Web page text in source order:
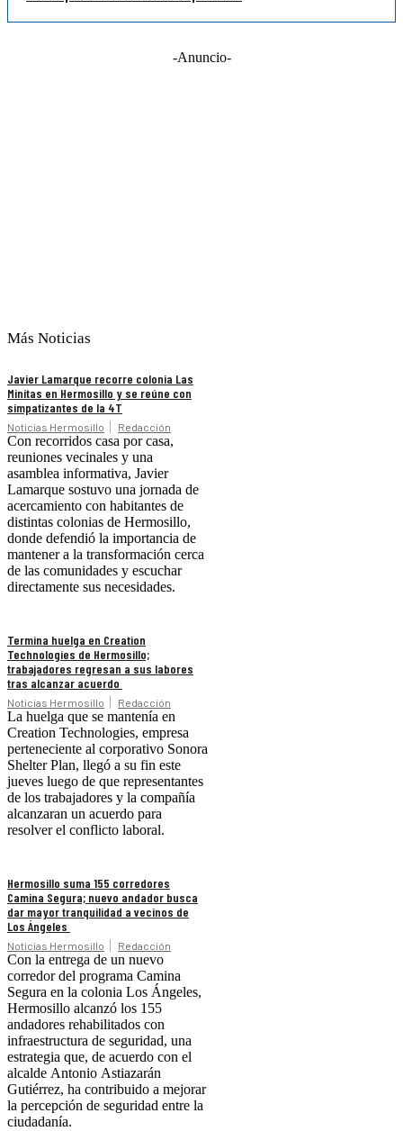
-Anuncio-
Más Noticias
Javier Lamarque recorre colonia Las
Minitas en Hermosillo y se reúne con
simpatizantes de la 4T
Noticias Hermosillo Redacción
Con recorridos casa por casa,
reuniones vecinales y una
asamblea informativa, Javier
Lamarque sostuvo una jornada de
acercamiento con habitantes de
distintas colonias de Hermosillo,
donde defendió la importancia de
mantener a la transformación cerca
de las comunidades y escuchar
directamente sus necesidades.
Termina huelga en Creation
Technologies de Hermosillo;
trabajadores regresan a sus labores
tras alcanzar acuerdo
Noticias Hermosillo Redacción
La huelga que se mantenía en
Creation Technologies, empresa
perteneciente al corporativo Sonora
Shelter Plan, llegó a su fin este
jueves luego de que representantes
de los trabajadores y la compañía
alcanzaran un acuerdo para
resolver el conflicto laboral.
Hermosillo suma 155 corredores
Camina Segura; nuevo andador busca
dar mayor tranquilidad a vecinos de
Los Ángeles
Noticias Hermosillo Redacción
Con la entrega de un nuevo
corredor del programa Camina
Segura en la colonia Los Ángeles,
Hermosillo alcanzó los 155
andadores rehabilitados con
infraestructura de seguridad, una
estrategia que, de acuerdo con el
alcalde Antonio Astiazarán
Gutiérrez, ha contribuido a mejorar
la percepción de seguridad entre la
ciudadanía.